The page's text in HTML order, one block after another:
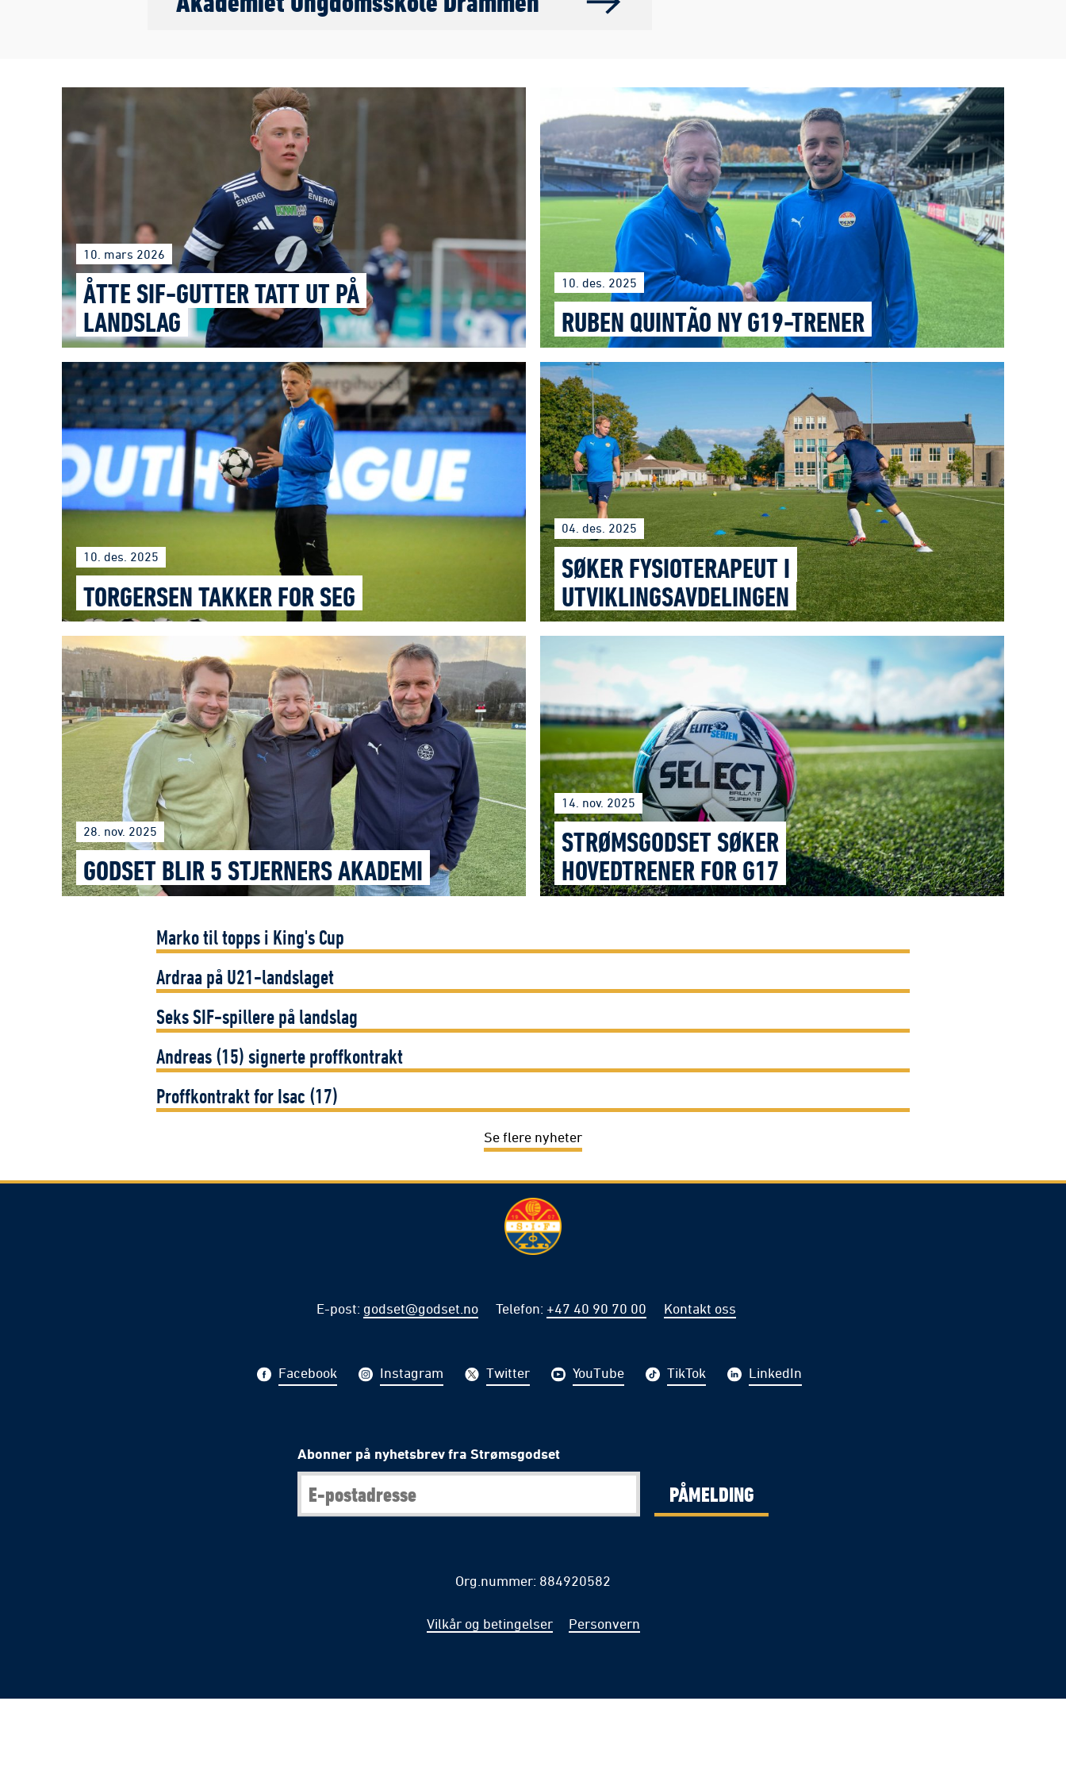
10. mars 2026
ÅTTE SIF-GUTTER TATT UT PÅ
LANDSLAG
10. des. 2025
RUBEN QUINTÃO NY G19-TRENER
10. des. 2025
TORGERSEN TAKKER FOR SEG
04. des. 2025
SØKER FYSIOTERAPEUT I
UTVIKLINGSAVDELINGEN
28. nov. 2025
GODSET BLIR 5 STJERNERS AKADEMI
14. nov. 2025
STRØMSGODSET SØKER
HOVEDTRENER FOR G17
Marko til topps i King's Cup
Ardraa på U21-landslaget
Seks SIF-spillere på landslag
Andreas (15) signerte proffkontrakt
Proffkontrakt for Isac (17)
Se flere nyheter
E-post: godset@godset.no Telefon: +47 40 90 70 00 Kontakt oss
Facebook Instagram Twitter YouTube TikTok LinkedIn
Abonner på nyhetsbrev fra Strømsgodset
PÅMELDING
Org.nummer: 884920582
Vilkår og betingelser Personvern